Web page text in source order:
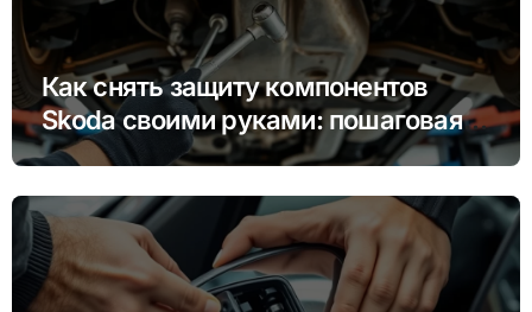
Как снять защиту компонентов
Skoda своими руками: пошаговая
инструкция для Rapid, Octavia и